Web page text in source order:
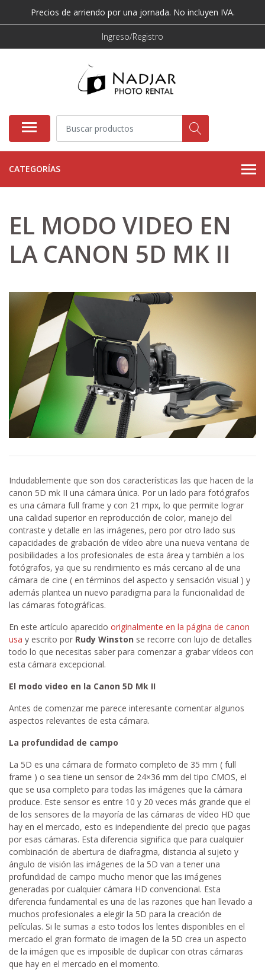
Precios de arriendo por una jornada. No incluyen IVA.
Ingreso/Registro
CATEGORÍAS
EL MODO VIDEO EN
LA CANON 5D MK II
Indudablemente que son dos características las que hacen de la
canon 5D mk II una cámara única. Por un lado para fotógrafos
es una cámara full frame y con 21 mpx, lo que permite lograr
una calidad superior en reproducción de color, manejo del
contraste y detalle en las imágenes, pero por otro lado sus
capacidades de grabación de vídeo abre una nueva ventana de
posibilidades a los profesionales de esta área y también a los
fotógrafos, ya que su rendimiento es más cercano al de una
cámara de cine ( en términos del aspecto y sensación visual ) y
además plantea un nuevo paradigma para la funcionalidad de
las cámaras fotográficas.
En este artículo aparecido originalmente en la página de canon
usa y escrito por Rudy Winston se recorre con lujo de detalles
todo lo que necesitas saber para comenzar a grabar vídeos con
esta cámara excepcional.
El modo video en la Canon 5D Mk II
Antes de comenzar me parece interesante comentar algunos
aspectos relevantes de esta cámara.
La profundidad de campo
La 5D es una cámara de formato completo de 35 mm ( full
frame ) o sea tiene un sensor de 24×36 mm del tipo CMOS, el
que se usa completo para todas las imágenes que la cámara
produce. Este sensor es entre 10 y 20 veces más grande que el
de los sensores de la mayoría de las cámaras de vídeo HD que
hay en el mercado, esto es independiente del precio que pagas
por esas cámaras. Esta diferencia significa que para cualquier
combinación de abertura de diafragma, distancia al sujeto y
ángulo de visión las imágenes de la 5D van a tener una
profundidad de campo mucho menor que las imágenes
generadas por cualquier cámara HD convencional. Esta
diferencia fundamental es una de las razones que han llevado a
muchos profesionales a elegir la 5D para la creación de
películas. Si le sumas a esto todos los lentes disponibles en el
mercado el gran formato de imagen de la 5D crea un aspecto
de la imágen que es imposible de duplicar con otras cámaras
que hay en el mercado en el momento.